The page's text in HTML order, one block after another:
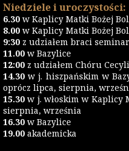
Niedziele i uroczystości:
6.30 w Kaplicy Matki Bożej
8.00 w Kaplicy Matki Bożej
9:30 z udziałem braci
11.00 w Bazylice
12:00 z udziałem Chóru
14.30 w j. hiszpańskim w
oprócz lipca, sierpnia,
15.30 w j. włoskim w Kaplicy
sierpnia, września
16.30 w Bazylice
19.00 akademicka